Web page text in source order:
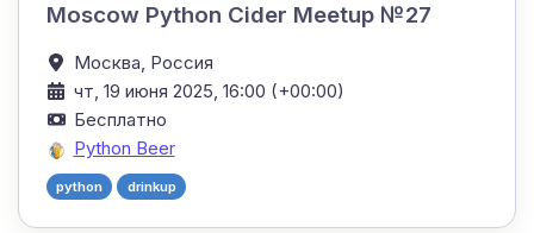
Moscow Python Cider Meetup №27
Москва, Россия
чт, 19 июня 2025, 16:00 (+00:00)
Бесплатно
Python Beer
python drinkup